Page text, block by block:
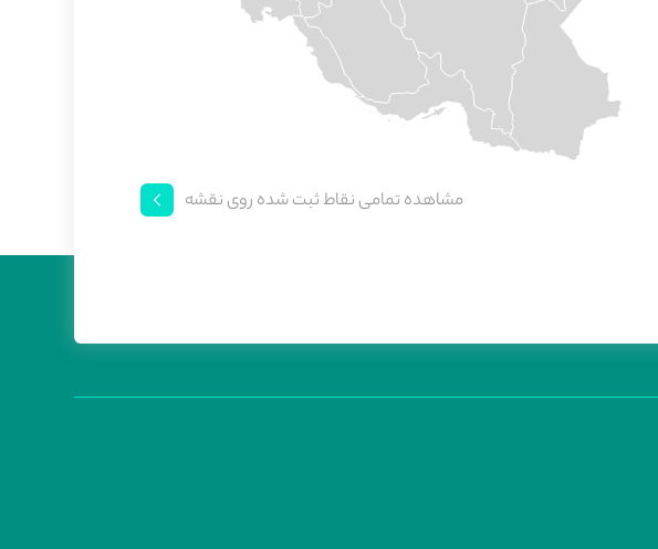
مشاهده تمامی نقاط ثبت شده روی نقشه